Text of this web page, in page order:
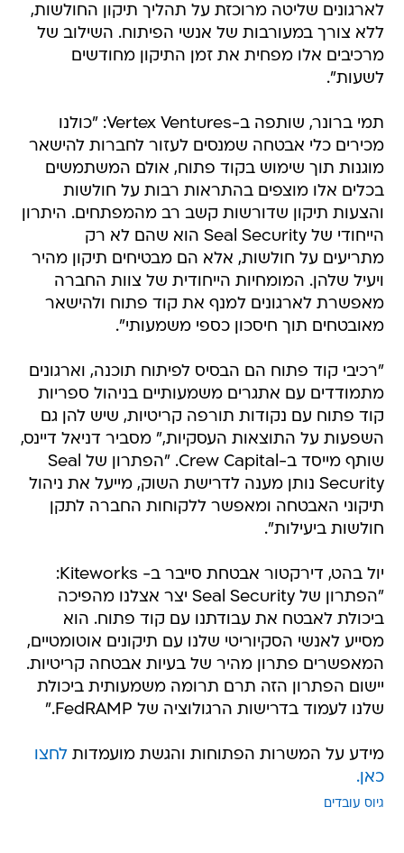
לארגונים שליטה מרוכזת על תהליך תיקון החולשות,
ללא צורך במעורבות של אנשי הפיתוח. השילוב של
מרכיבים אלו מפחית את זמן התיקון מחודשים
לשעות".
תמי ברונר, שותפה ב-Vertex Ventures: "כולנו
מכירים כלי אבטחה שמנסים לעזור לחברות להישאר
מוגנות תוך שימוש בקוד פתוח, אולם המשתמשים
בכלים אלו מוצפים בהתראות רבות על חולשות
והצעות תיקון שדורשות קשב רב מהמפתחים. היתרון
הייחודי של Seal Security הוא שהם לא רק
מתריעים על חולשות, אלא הם מבטיחים תיקון מהיר
ויעיל שלהן. המומחיות הייחודית של צוות החברה
מאפשרת לארגונים למנף את קוד פתוח ולהישאר
מאובטחים תוך חיסכון כספי משמעותי".
"רכיבי קוד פתוח הם הבסיס לפיתוח תוכנה, וארגונים
מתמודדים עם אתגרים משמעותיים בניהול ספריות
קוד פתוח עם נקודות תורפה קריטיות, שיש להן גם
השפעות על התוצאות העסקיות," מסביר דניאל דיינס,
שותף מייסד ב-Crew Capital. "הפתרון של Seal
Security נותן מענה לדרישת השוק, מייעל את ניהול
תיקוני האבטחה ומאפשר ללקוחות החברה לתקן
חולשות ביעילות".
יול בהט, דירקטור אבטחת סייבר ב- Kiteworks:
"הפתרון של Seal Security יצר אצלנו מהפיכה
ביכולת לאבטח את עבודתנו עם קוד פתוח. הוא
מסייע לאנשי הסקיוריטי שלנו עם תיקונים אוטומטיים,
המאפשרים פתרון מהיר של בעיות אבטחה קריטיות.
יישום הפתרון הזה תרם תרומה משמעותית ביכולת
שלנו לעמוד בדרישות הרגולוציה של FedRAMP."
מידע על המשרות הפתוחות והגשת מועמדותלחצו
כאן.
גיוס עובדים